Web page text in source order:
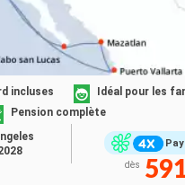
incluses
Idéal pour les
Pension complète
dès